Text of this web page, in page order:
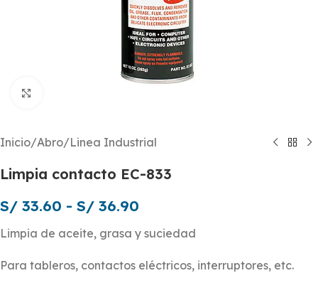
Inicio/Abro/Linea Industrial
Limpia contacto EC-833
S/ 33.60 - S/ 36.90
Limpia de aceite, grasa y suciedad
Para tableros, contactos eléctricos, interruptores, etc.